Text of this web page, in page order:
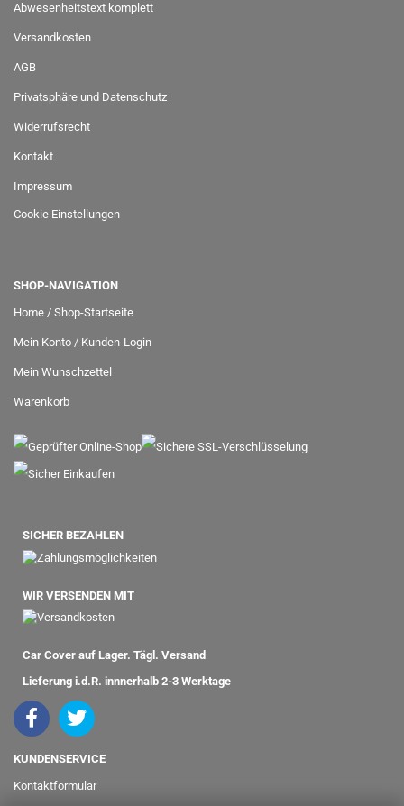
Abwesenheitstext komplett
Versandkosten
AGB
Privatsphäre und Datenschutz
Widerrufsrecht
Kontakt
Impressum
Cookie Einstellungen
SHOP-NAVIGATION
Home / Shop-Startseite
Mein Konto / Kunden-Login
Mein Wunschzettel
Warenkorb
SICHER BEZAHLEN
WIR VERSENDEN MIT
Car Cover auf Lager. Tägl. Versand
Lieferung i.d.R. innnerhalb 2-3 Werktage
KUNDENSERVICE
Kontaktformular